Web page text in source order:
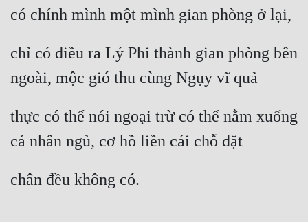
có chính mình một mình gian phòng ở lại,
chỉ có điều ra Lý Phi thành gian phòng bên
ngoài, mộc gió thu cùng Ngụy vĩ quả
thực có thể nói ngoại trừ có thể nằm xuống
cá nhân ngủ, cơ hồ liền cái chỗ đặt
chân đều không có.